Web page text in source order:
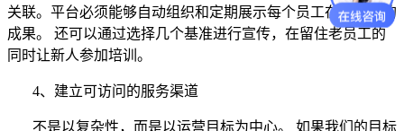
关联。平台必须能够自动组织和定期展示每个员工在平台上的
成果。
还可以通过选择几个基准进行宣传，在留住老员工的
同时让新人参加培训。
4、建立可访问的服务渠道
不是以复杂性，而是以运营目标为中心。
如果我们的目标